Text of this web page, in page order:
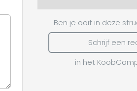
Ben je ooit in deze
Schrijf een
in het